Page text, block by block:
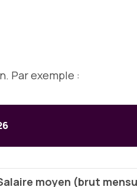
Par exemple :
moyen (brut